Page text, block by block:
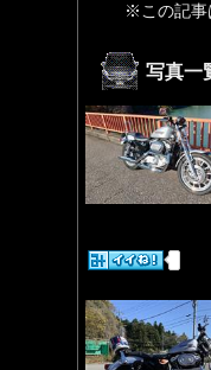
※この記事
写真一